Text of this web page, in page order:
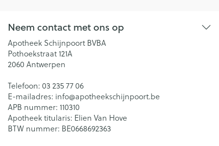
Neem contact met ons op
Apotheek Schijnpoort BVBA
Pothoekstraat 121A
2060 Antwerpen
Telefoon: 03 235 77 06
E-mailadres: info@apotheekschijnpoort.be
APB nummer: 110310
Apotheek titularis: Elien Van Hove
BTW nummer: BE0668692363